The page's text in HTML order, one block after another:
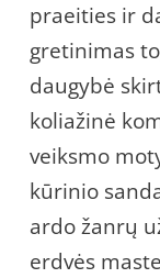
praeities ir
gretinimas
daugybė
koliažinė
veiksmo
kūrinio
ardo žanrų
erdvės